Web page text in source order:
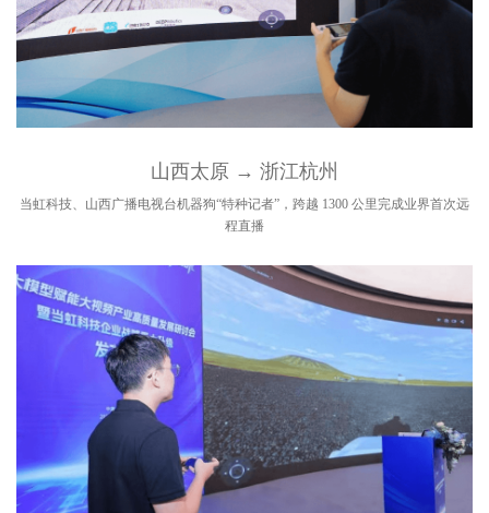
山西太原 → 浙江杭州
当虹科技、山西广播电视台机器狗“特种记者”，跨越 1300 公里完成业界首次远
程直播